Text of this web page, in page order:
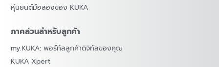
หุ่นยนต์มือสองของ KUKA
ภาคส่วนสำหรับลูกค้า
my.KUKA: พอร์ทัลลูกค้าดิจิทัลของคุณ
KUKA Xpert